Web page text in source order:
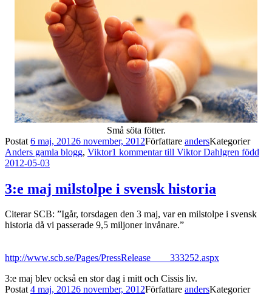
Små söta fötter.
Postat 6 maj, 20126 november, 2012Författare andersKategorier
Anders gamla blogg, Viktor1 kommentartill Viktor Dahlgren född
2012-05-03
3:e maj milstolpe i svensk historia
Citerar SCB: ”Igår, torsdagen den 3 maj, var en milstolpe i svensk
historia då vi passerade 9,5 miljoner invånare.”
http://www.scb.se/Pages/PressRelease____333252.aspx
3:e maj blev också en stor dag i mitt och Cissis liv.
Postat4 maj, 20126 november, 2012Författare andersKategorier